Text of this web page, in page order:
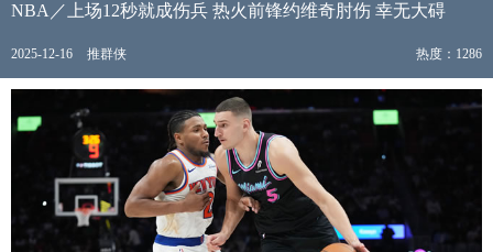
NBA／上场12秒就成伤兵 热火前锋约维奇肘伤 幸无大碍
2025-12-16 推群侠 热度：1286